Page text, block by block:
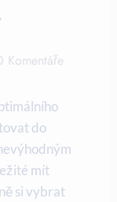
Komentáře
do
mít
si vybrat